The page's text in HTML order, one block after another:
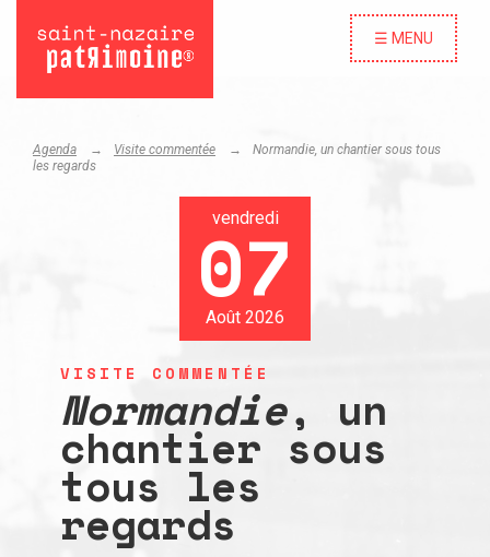
☰ MENU
Agenda Visite commentée Normandie, un chantier sous tous
les regards
vendredi
07
Août 2026
VISITE COMMENTÉE
Normandie, un
chantier sous
tous les
regards